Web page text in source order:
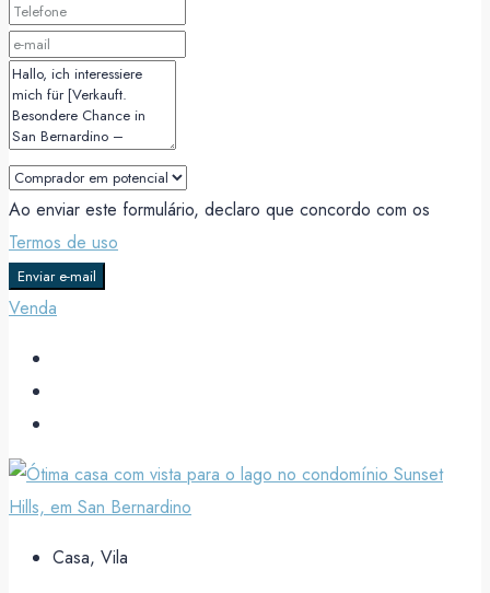
Ao enviar este formulário, declaro que concordo com os
Termos de uso
Enviar e-mail
Venda
Casa, Vila